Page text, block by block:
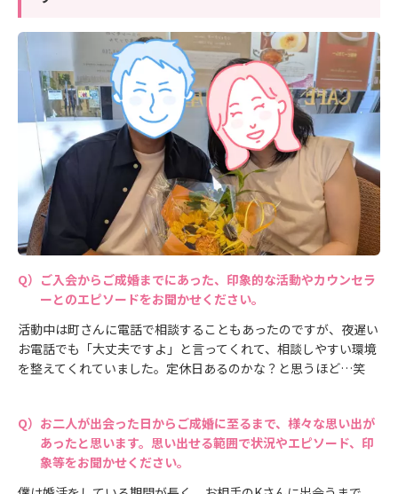
ご入会からご成婚までにあった、印象的な活動やカウンセラ
ーとのエピソードをお聞かせください。
活動中は町さんに電話で相談することもあったのですが、夜遅い
お電話でも「大丈夫ですよ」と言ってくれて、相談しやすい環境
を整えてくれていました。定休日あるのかな？と思うほど…笑
お二人が出会った日からご成婚に至るまで、様々な思い出が
あったと思います。思い出せる範囲で状況やエピソード、印
象等をお聞かせください。